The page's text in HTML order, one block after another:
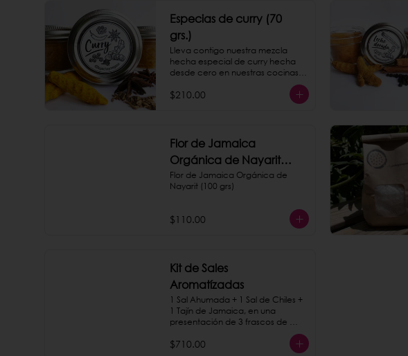
Especias de curry (70
grs.)
Lleva contigo nuestra mezcla
hecha especial de curry hecha
desde cero en nuestras cocinas.
nuestro taquito de papas!
$210.00
Flor de Jamaica
Orgánica de Nayarit
(100 grs)
Flor de Jamaica Orgánica de
Nayarit (100 grs)
$110.00
Kit de Sales
Aromatízadas
1 Sal Ahumada + 1 Sal de Chiles +
1 Tajín de Jamaica, en una
presentación de 3 frascos de
madera.
$710.00